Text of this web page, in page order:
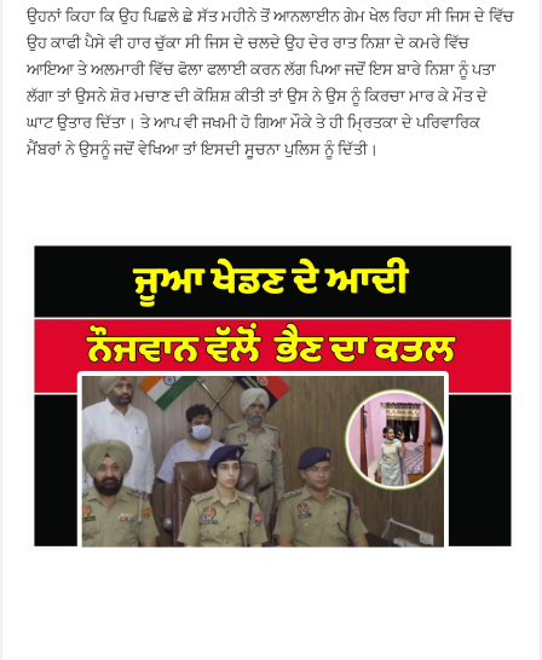
ਉਹਨਾਂ ਕਿਹਾ ਕਿ ਉਹ ਪਿਛਲੇ ਛੇ ਸੱਤ ਮਹੀਨੇ ਤੋਂ ਆਨਲਾਈਨ ਗੇਮ ਖੇਲ ਰਿਹਾ ਸੀ ਜਿਸ ਦੇ ਵਿੱਚ
ਉਹ ਕਾਫੀ ਪੈਸੇ ਵੀ ਹਾਰ ਚੁੱਕਾ ਸੀ ਜਿਸ ਦੇ ਚਲਦੇ ਉਹ ਦੇਰ ਰਾਤ ਨਿਸ਼ਾ ਦੇ ਕਮਰੇ ਵਿੱਚ
ਆਇਆ ਤੇ ਅਲਮਾਰੀ ਵਿੱਚ ਫੋਲਾ ਫਲਾਈ ਕਰਨ ਲੱਗ ਪਿਆ ਜਦੋਂ ਇਸ ਬਾਰੇ ਨਿਸ਼ਾ ਨੂੰ ਪਤਾ
ਲੱਗਾ ਤਾਂ ਉਸਨੇ ਸ਼ੋਰ ਮਚਾਣ ਦੀ ਕੋਸ਼ਿਸ਼ ਕੀਤੀ ਤਾਂ ਉਸ ਨੇ ਉਸ ਨੂੰ ਕਿਰਚਾ ਮਾਰ ਕੇ ਮੌਤ ਦੇ
ਘਾਟ ਉਤਾਰ ਦਿੱਤਾ। ਤੇ ਆਪ ਵੀ ਜਖਮੀ ਹੋ ਗਿਆ ਮੌਕੇ ਤੇ ਹੀ ਮ੍ਰਿਤਕਾ ਦੇ ਪਰਿਵਾਰਿਕ
ਮੈਂਬਰਾਂ ਨੇ ਉਸਨੂੰ ਜਦੋਂ ਵੇਖਿਆ ਤਾਂ ਇਸਦੀ ਸੂਚਨਾ ਪੁਲਿਸ ਨੂੰ ਦਿੱਤੀ।